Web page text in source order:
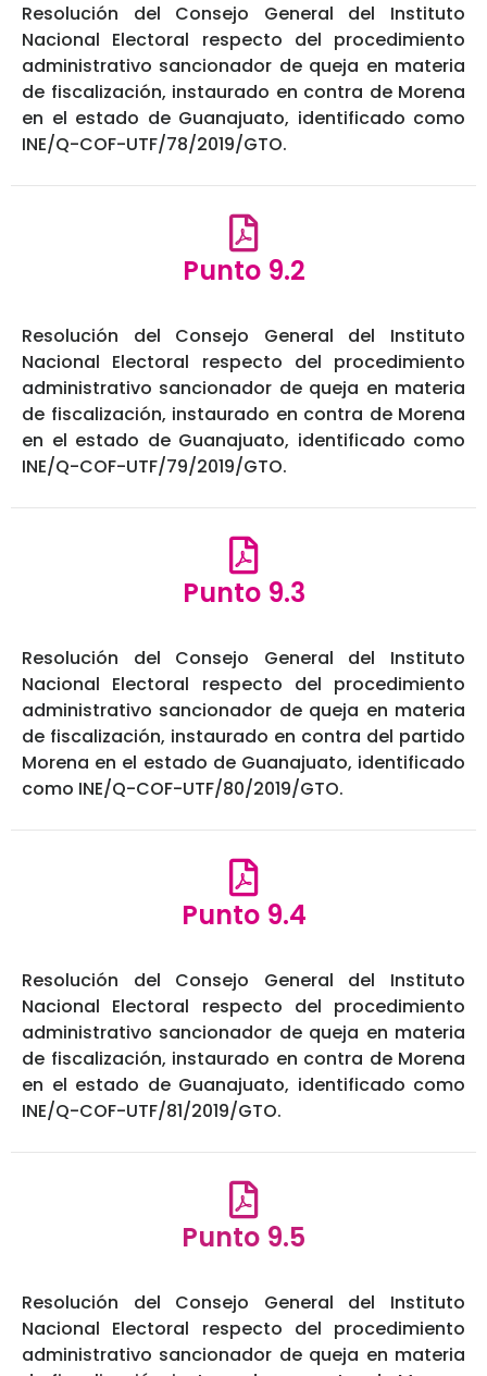
Resolución del Consejo General del Instituto
Nacional Electoral respecto del procedimiento
administrativo sancionador de queja en materia
de fiscalización, instaurado en contra de Morena
en el estado de Guanajuato, identificado como
INE/Q-COF-UTF/78/2019/GTO.
Punto 9.2
Resolución del Consejo General del Instituto
Nacional Electoral respecto del procedimiento
administrativo sancionador de queja en materia
de fiscalización, instaurado en contra de Morena
en el estado de Guanajuato, identificado como
INE/Q-COF-UTF/79/2019/GTO.
Punto 9.3
Resolución del Consejo General del Instituto
Nacional Electoral respecto del procedimiento
administrativo sancionador de queja en materia
de fiscalización, instaurado en contra del partido
Morena en el estado de Guanajuato, identificado
como INE/Q-COF-UTF/80/2019/GTO.
Punto 9.4
Resolución del Consejo General del Instituto
Nacional Electoral respecto del procedimiento
administrativo sancionador de queja en materia
de fiscalización, instaurado en contra de Morena
en el estado de Guanajuato, identificado como
INE/Q-COF-UTF/81/2019/GTO.
Punto 9.5
Resolución del Consejo General del Instituto
Nacional Electoral respecto del procedimiento
administrativo sancionador de queja en materia